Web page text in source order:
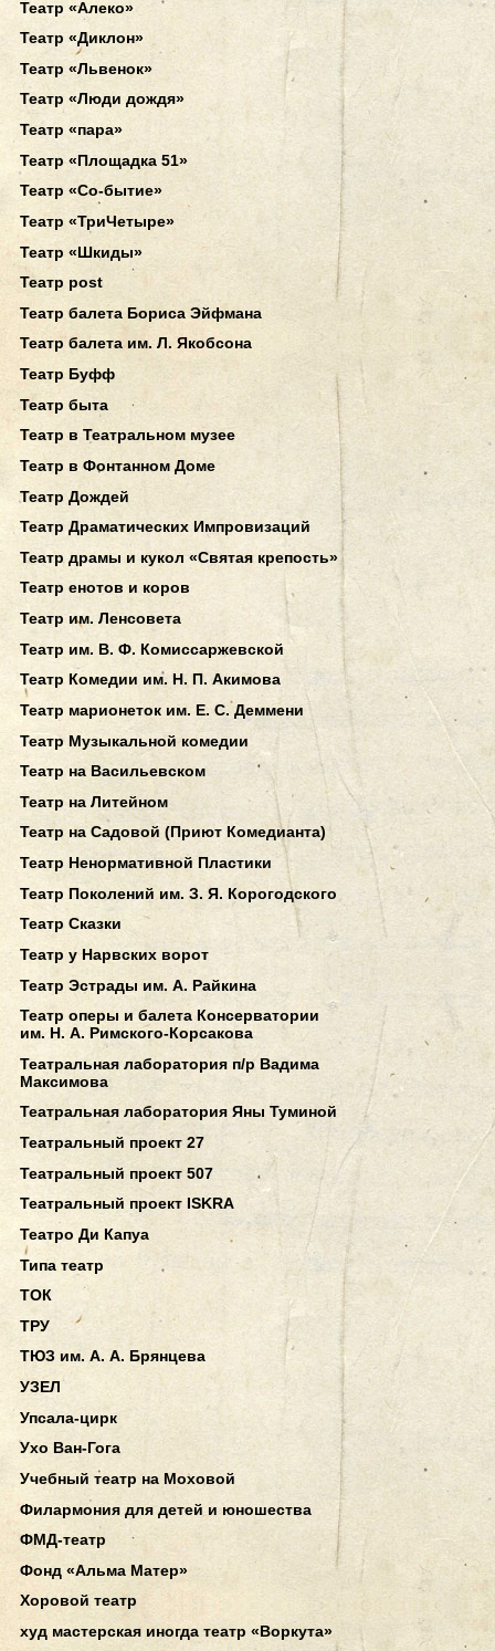
Театр «Алеко»
Театр «Диклон»
Театр «Львенок»
Театр «Люди дождя»
Театр «пара»
Театр «Площадка 51»
Театр «Со-бытие»
Театр «ТриЧетыре»
Театр «Шкиды»
Театр post
Театр балета Бориса Эйфмана
Театр балета им. Л. Якобсона
Театр Буфф
Театр быта
Театр в Театральном музее
Театр в Фонтанном Доме
Театр Дождей
Театр Драматических Импровизаций
Театр драмы и кукол «Святая крепость»
Театр енотов и коров
Театр им. Ленсовета
Театр им. В. Ф. Комиссаржевской
Театр Комедии им. Н. П. Акимова
Театр марионеток им. Е. С. Деммени
Театр Музыкальной комедии
Театр на Васильевском
Театр на Литейном
Театр на Садовой (Приют Комедианта)
Театр Ненормативной Пластики
Театр Поколений им. З. Я. Корогодского
Театр Сказки
Театр у Нарвских ворот
Театр Эстрады им. А. Райкина
Театр оперы и балета Консерватории
им. Н. А. Римского-Корсакова
Театральная лаборатория п/р Вадима
Максимова
Театральная лаборатория Яны Туминой
Театральный проект 27
Театральный проект 507
Театральный проект ISKRA
Театро Ди Капуа
Типа театр
ТОК
ТРУ
ТЮЗ им. А. А. Брянцева
УЗЕЛ
Упсала-цирк
Ухо Ван-Гога
Учебный театр на Моховой
Филармония для детей и юношества
ФМД-театр
Фонд «Альма Матер»
Хоровой театр
худ мастерская иногда театр «Воркута»